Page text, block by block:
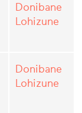
Donibane
Lohizune
Donibane
Lohizune